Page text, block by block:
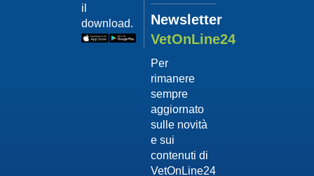
il
download.
Newsletter
VetOnLine24
Per
rimanere
sempre
aggiornato
sulle novità
e sui
contenuti di
VetOnLine24